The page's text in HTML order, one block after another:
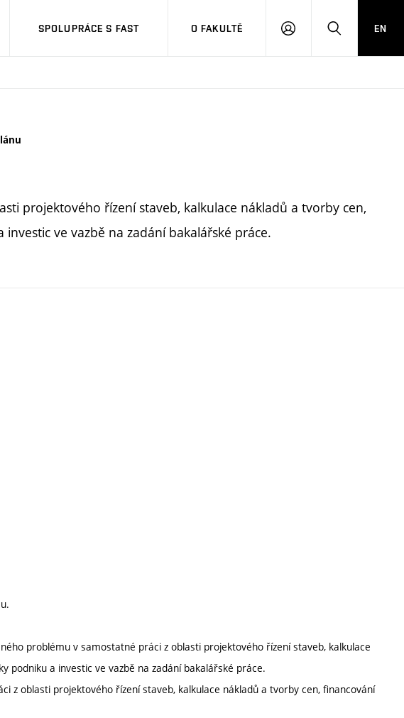
SPOLUPRÁCE S FAST O FAKULTĚ
PŘIHLÁSITHLEDAT
EN
projektového řízení staveb, kalkulace nákladů a tvorby cen,
ve vazbě na zadání bakalářské práce.
problému v samostatné práci z oblasti projektového řízení staveb, kalkulace
podniku a investic ve vazbě na zadání bakalářské práce.
z oblasti projektového řízení staveb, kalkulace nákladů a tvorby cen, financování